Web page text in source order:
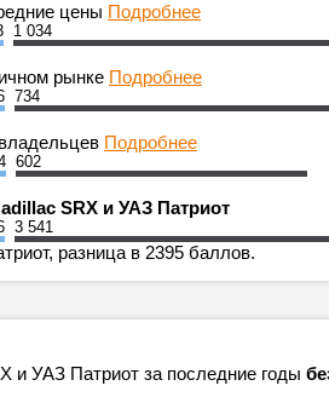
цены Подробнее
1 034
рынке Подробнее
734
Подробнее
602
SRX и УАЗ Патриот
3 541
разница в 2395 баллов.
и УАЗ Патриот за последние годы